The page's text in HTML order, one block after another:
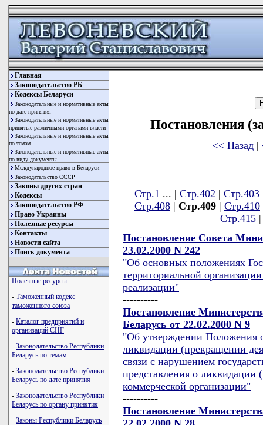
Главная
Законодательство РБ
Кодексы Беларуси
Законодательные и нормативные акты
по дате принятия
Законодательные и нормативные акты
принятые различными органами власти
Законодательные и нормативные акты
по темам
Законодательные и нормативные акты
по виду документы
Международное право в Беларуси
Законодательство СССР
Законы других стран
Кодексы
Законодательство РФ
Право Украины
Полезные ресурсы
Контакты
Новости сайта
Поиск документа
Полезные ресурсы
- Таможенный кодекс
таможенного союза
- Каталог предприятий и
организаций СНГ
- Законодательство Республики
Беларусь по темам
- Законодательство Республики
Беларусь по дате принятия
- Законодательство Республики
Беларусь по органу принятия
- Законы Республики Беларусь
Постановления
<< Назад |
Стр.1 ... | Стр.402 | Стр.403
Стр.408 | Стр.409 | Стр.410
Стр.415
Постановление Совета
23.02.2000 N 242
"Об основных положениях
территориальной
реализации"
----------
Постановление
Беларусь от 22.02.2000 N 9
"Об утверждении Положения
ликвидации (прекращении
связи с нарушением
представления о ликвидации
коммерческой организации"
----------
Постановление